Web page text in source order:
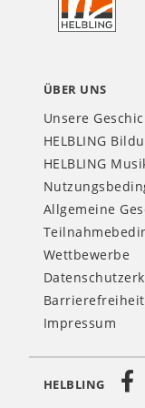
ÜBER UNS
Unsere
HELBLING
HELBLING
Allgemeine
Wettbewerbe
Barrierefreiheit
Impressum
HELBLING